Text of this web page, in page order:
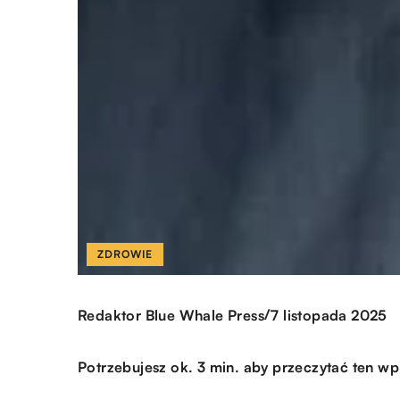
ZDROWIE
Redaktor Blue Whale Press/7 listopada 2025
Potrzebujesz ok. 3 min. aby przeczytać ten